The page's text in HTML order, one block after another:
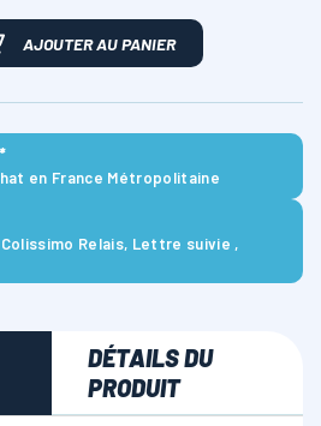
AJOUTER AU PANIER
en France Métropolitaine
Relais, Lettre suivie ,
DÉTAILS DU
PRODUIT